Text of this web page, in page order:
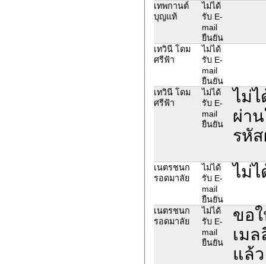
เทพกานต์
บุญแท้
ไม่ได้
รับ E-
mail
ยืนยัน
เทวินี โดม
ศรีฟ้า
ไม่ได้
รับ E-
mail
ยืนยัน
เทวินี โดม
ศรีฟ้า
ไม่ได้
รับ E-
mail
ยืนยัน
ไม่
ผ่า
รหั
เนตรชนก
รอดมาลัย
ไม่ได้
รับ E-
mail
ยืนยัน
ไม่
เนตรชนก
รอดมาลัย
ไม่ได้
รับ E-
mail
ยืนยัน
ขอ
เม
แล้